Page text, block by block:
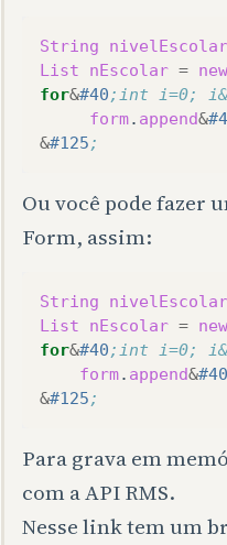
String nivelEscolar
List
nEscolar = new
for&#40;int i=0;
form. append&
&#125;
Ou você pode fazer
Form, assim:
String nivelEscolar
List
nEscolar = new
for&#40;int i=0;
form. append&#40
&#125;
Para grava em
com a API RMS.
Nesse link tem um